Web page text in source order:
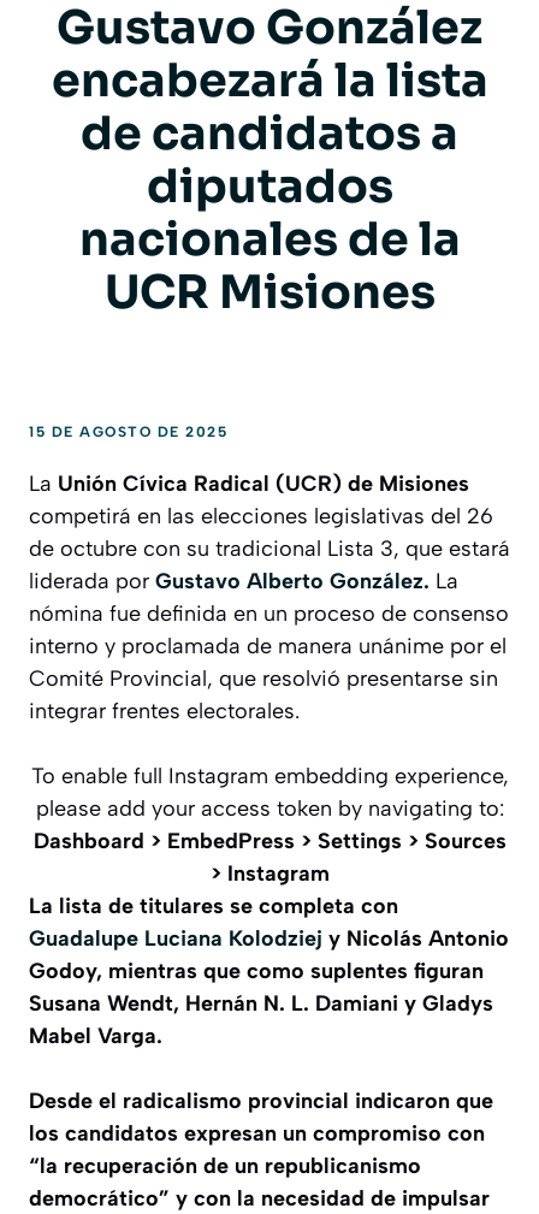
Gustavo González
encabezará la lista
de candidatos a
diputados
nacionales de la
UCR Misiones
15 DE AGOSTO DE 2025
La Unión Cívica Radical (UCR) de Misiones
competirá en las elecciones legislativas del 26
de octubre con su tradicional Lista 3, que estará
liderada por Gustavo Alberto González. La
nómina fue definida en un proceso de consenso
interno y proclamada de manera unánime por el
Comité Provincial, que resolvió presentarse sin
integrar frentes electorales.
To enable full Instagram embedding experience,
please add your access token by navigating to:
Dashboard > EmbedPress > Settings > Sources
> Instagram
La lista de titulares se completa con
Guadalupe Luciana Kolodziej y Nicolás Antonio
Godoy, mientras que como suplentes figuran
Susana Wendt, Hernán N. L. Damiani y Gladys
Mabel Varga.
Desde el radicalismo provincial indicaron que
los candidatos expresan un compromiso con
“la recuperación de un republicanismo
democrático” y con la necesidad de impulsar